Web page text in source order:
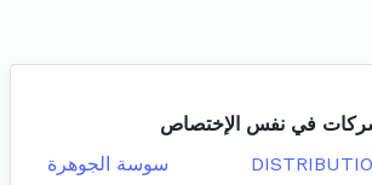
في نفس الإختصاص
سوسة الجوهرة